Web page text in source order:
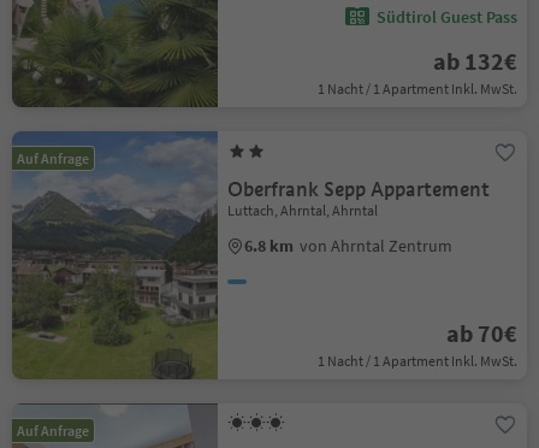
Südtirol Guest Pass
ab 132€
1 Nacht / 1 Apartment Inkl. MwSt.
Auf Anfrage
Oberfrank Sepp Appartement
Luttach, Ahrntal, Ahrntal
6.8 km von Ahrntal Zentrum
ab 70€
1 Nacht / 1 Apartment Inkl. MwSt.
Auf Anfrage